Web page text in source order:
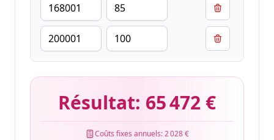
Résultat: 65 472 €
Coûts fixes annuels:2 028 €